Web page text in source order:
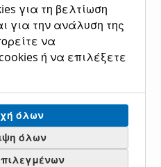
2 χρόνια
780 / 30,71
3,33
για τη βελτίωση
για την ανάλυση της
να
ή να επιλέξετε
όλων
όλων